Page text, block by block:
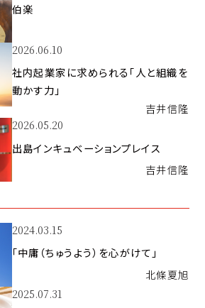
伯楽
2026.06.10
社内起業家に求められる「人と組織を
動かす力」
吉井信隆
2026.05.20
出島インキュベーションプレイス
吉井信隆
2024.03.15
「中庸（ちゅうよう）を心がけて」
北條夏旭
2025.07.31